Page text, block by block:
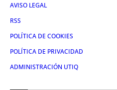
AVISO LEGAL
RSS
POLÍTICA DE COOKIES
POLÍTICA DE PRIVACIDAD
ADMINISTRACIÓN UTIQ